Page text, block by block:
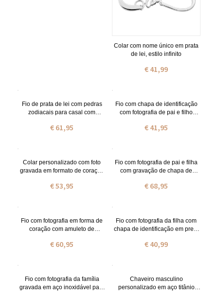
Colar com nome único em prata
de lei, estilo infinito
€ 41,99
Fio de prata de lei com pedras
zodiacais para casal com
€ 61,95
Fio com chapa de identificação
com fotografia de pai e filho
€ 41,95
Colar personalizado com foto
gravada em formato de coração
Dia das Mães, aniversário ou
€ 53,95
Fio com fotografia de pai e filha
com gravação de chapa de
€ 68,95
Fio com fotografia em forma de
coração com amuleto de
€ 60,95
Fio com fotografia da filha com
chapa de identificação em preto
€ 40,99
Fio com fotografia da família
gravada em aço inoxidável para
Chaveiro masculino
personalizado em aço titânio